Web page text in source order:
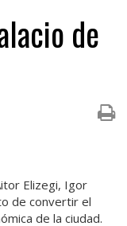
de
Elizegi, Igor
de convertir el
de la ciudad.